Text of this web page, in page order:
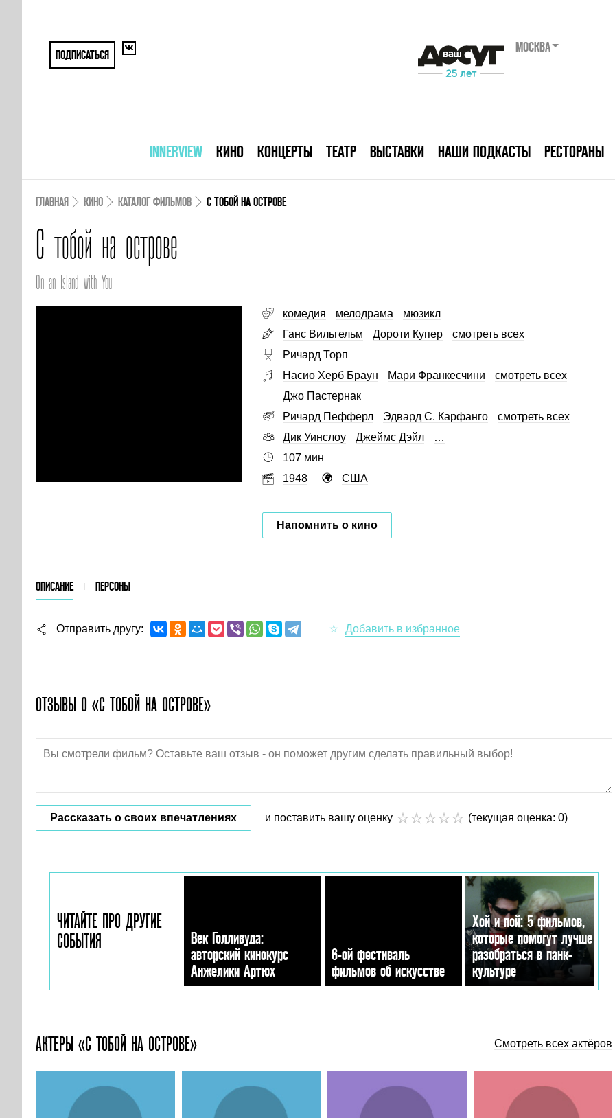
ПОДПИСАТЬСЯ
МОСКВА
INNERVIEW КИНО КОНЦЕРТЫ ТЕАТР ВЫСТАВКИ НАШИ ПОДКАСТЫ РЕСТОРАНЫ
ГЛАВНАЯ КИНО КАТАЛОГ ФИЛЬМОВ С ТОБОЙ НА ОСТРОВЕ
С тобой на острове
On an Island with You
комедия мелодрама
мюзикл
Ганс Вильгельм
Дороти Купер
смотреть всех
Ричард Торп
Насио Херб Браун
Мари Франкесчини
смотреть всех
Джо Пастернак
Ричард Пефферл
Эдвард С. Карфанго
смотреть всех
Дик Уинслоу
Джеймс Дэйл
…
107 мин
1948
США
Напомнить о кино
ОПИСАНИЕ ПЕРСОНЫ
Отправить другу
ОТЗЫВЫ О «С ТОБОЙ НА ОСТРОВЕ»
Рассказать о своих впечатлениях и поставить вашу оценку (текущая оценка: 0)
ЧИТАЙТЕ ПРО ДРУГИЕ
СОБЫТИЯ
Век Голливуда:
авторский кинокурс
Анжелики Артюх
6-ой фестиваль
фильмов об искусстве
Хой и пой: 5 фильмов,
которые помогут лучше
разобраться в панк-
культуре
АКТЕРЫ «С ТОБОЙ НА ОСТРОВЕ» Смотреть всех актёров